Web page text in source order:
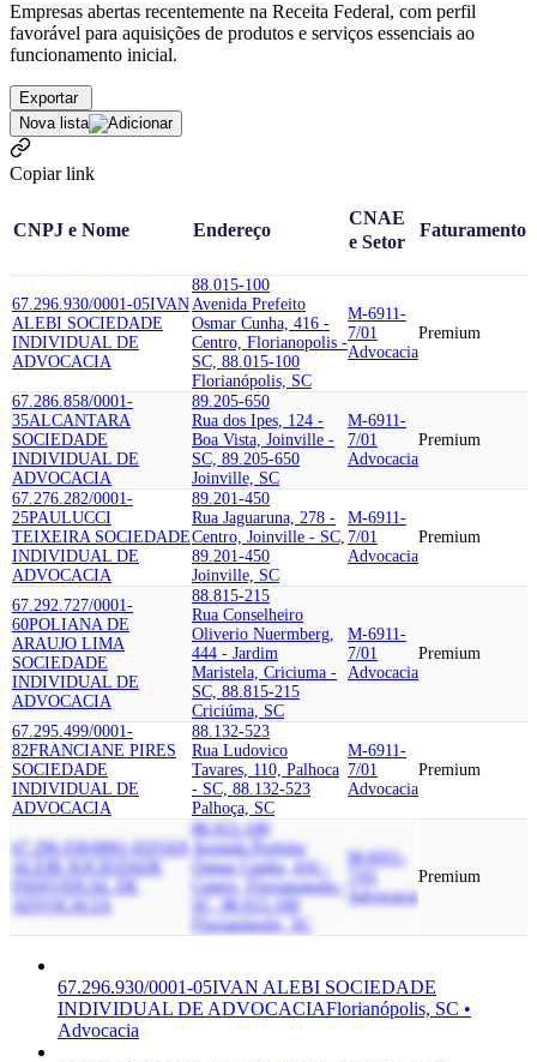
Empresas abertas recentemente na Receita Federal, com perfil
favorável para aquisições de produtos e serviços essenciais ao
funcionamento inicial.
Exportar
Nova lista
Copiar link
CNPJ e Nome Endereço
CNAE
e Setor
Faturamento
67.296.930/0001-05IVAN
ALEBI SOCIEDADE
INDIVIDUAL DE
ADVOCACIA
88.015-100
Avenida Prefeito
Osmar Cunha, 416 -
Centro, Florianopolis -
SC, 88.015-100
Florianópolis, SC
M-6911-
7/01
Advocacia
Premium
67.286.858/0001-
35ALCANTARA
SOCIEDADE
INDIVIDUAL DE
ADVOCACIA
89.205-650
Rua dos Ipes, 124 -
Boa Vista, Joinville -
SC, 89.205-650
Joinville, SC
M-6911-
7/01
Advocacia
Premium
67.276.282/0001-
25PAULUCCI
TEIXEIRA SOCIEDADE
INDIVIDUAL DE
ADVOCACIA
89.201-450
Rua Jaguaruna, 278 -
Centro, Joinville - SC,
89.201-450
Joinville, SC
M-6911-
7/01
Advocacia
Premium
67.292.727/0001-
60POLIANA DE
ARAUJO LIMA
SOCIEDADE
INDIVIDUAL DE
ADVOCACIA
88.815-215
Rua Conselheiro
Oliverio Nuermberg,
444 - Jardim
Maristela, Criciuma -
SC, 88.815-215
Criciúma, SC
M-6911-
7/01
Advocacia
Premium
67.295.499/0001-
82FRANCIANE PIRES
SOCIEDADE
INDIVIDUAL DE
ADVOCACIA
88.132-523
Rua Ludovico
Tavares, 110, Palhoca
- SC, 88.132-523
Palhoça, SC
M-6911-
7/01
Advocacia
Premium
67.296.930/0001-05IVAN
ALEBI SOCIEDADE
INDIVIDUAL DE
ADVOCACIA
88.015-100
Avenida Prefeito
Osmar Cunha, 416 -
Centro, Florianopolis -
SC, 88.015-100
Florianópolis, SC
M-6911-
Advocacia
Premium
67.296.930/0001-05IVAN ALEBI SOCIEDADE
INDIVIDUAL DE ADVOCACIAFlorianópolis, SC •
Advocacia